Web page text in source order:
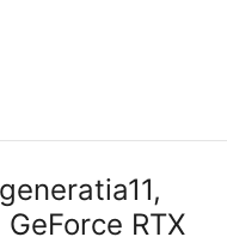
RTX